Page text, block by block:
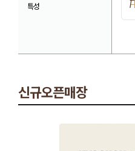
특성
신규오픈매장